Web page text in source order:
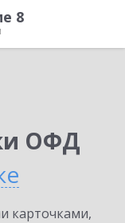
8
ОФД
карточками,